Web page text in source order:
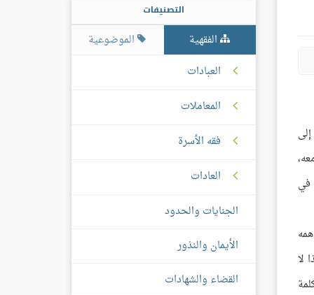
في
لا
التصنيفات
الفقهية
الموضوعية
العبادات
المعاملات
فقه الأسرة
العادات
الجنايات والحدود
الأيمان والنذور
القضاء والشهادات